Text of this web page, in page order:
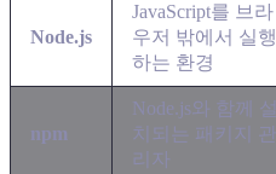
Node.js
JavaScript를 브라
우저 밖에서 실행
하는 환경
npm
Node.js와 함께 설
치되는 패키지 관
리자